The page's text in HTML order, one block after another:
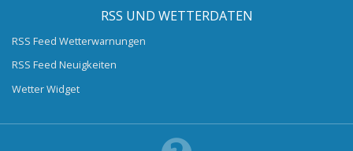
RSS UND WETTERDATEN
RSS Feed Wetterwarnungen
RSS Feed Neuigkeiten
Wetter Widget